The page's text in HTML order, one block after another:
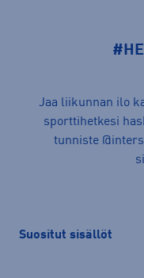
Jaa liikunnan ilo
sporttihetkesi
tunniste
Suositut sisällöt